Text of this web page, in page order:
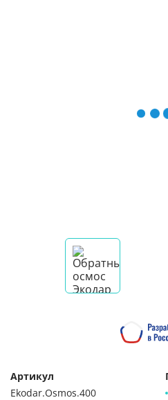
Артикул
Ekodar.Osmos.400